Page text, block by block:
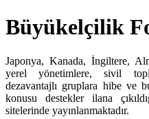
Büyükelçilik
Japonya, Kanada, İngiltere,
yerel yönetimlere, sivil
dezavantajlı gruplara hibe ve
konusu destekler ilana
sitelerinde yayınlanmaktadır.